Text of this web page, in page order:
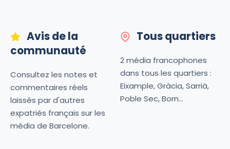
Avis de la
communauté
Consultez les notes et
commentaires réels
laissés par d'autres
expatriés français sur les
média de Barcelone.
Tous quartiers
2 média francophones
dans tous les quartiers :
Eixample, Gràcia, Sarrià,
Poble Sec, Born...